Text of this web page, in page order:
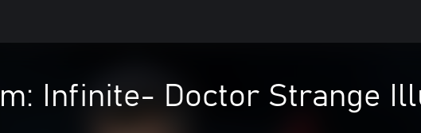
Infinite- Doctor Strange